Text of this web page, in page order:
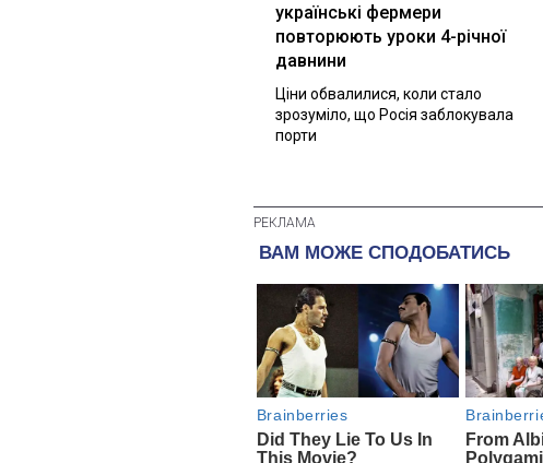
українські фермери
повторюють уроки 4-річної
давнини
Ціни обвалилися, коли стало
зрозуміло, що Росія заблокувала
порти